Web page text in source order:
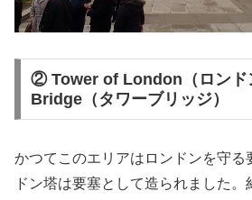
② Tower of London（ロンド
Bridge（タワーブリッジ）
かつてこのエリアはロンドンを守る
ドン塔は要塞として造られました